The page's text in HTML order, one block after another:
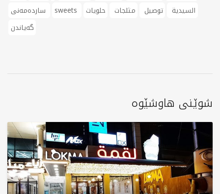
sweets السيدية توصيل مثلجات
حلويات
گەیاندن
شوێنی هاوشێوە